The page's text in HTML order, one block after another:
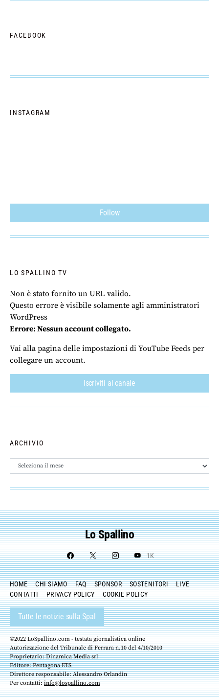
FACEBOOK
INSTAGRAM
Follow
LO SPALLINO TV
Non è stato fornito un URL valido.
Questo errore è visibile solamente agli amministratori
WordPress
Errore: Nessun account collegato.
Vai alla pagina delle impostazioni di YouTube Feeds per
collegare un account.
Iscriviti al canale
ARCHIVIO
Archivio
Lo Spallino
1K
HOME CHI SIAMO FAQ SPONSOR SOSTENITORI
LIVE
CONTATTI
PRIVACY POLICY COOKIE POLICY
Tutte le notizie sulla Spal
©2022 LoSpallino.com - testata giornalistica online
Autorizzazione del Tribunale di Ferrara n.10 del 4/10/2010
Proprietario: Dinamica Media srl
Editore: Pentagona ETS
Direttore responsabile: Alessandro Orlandin
Per contatti:info@lospallino.com